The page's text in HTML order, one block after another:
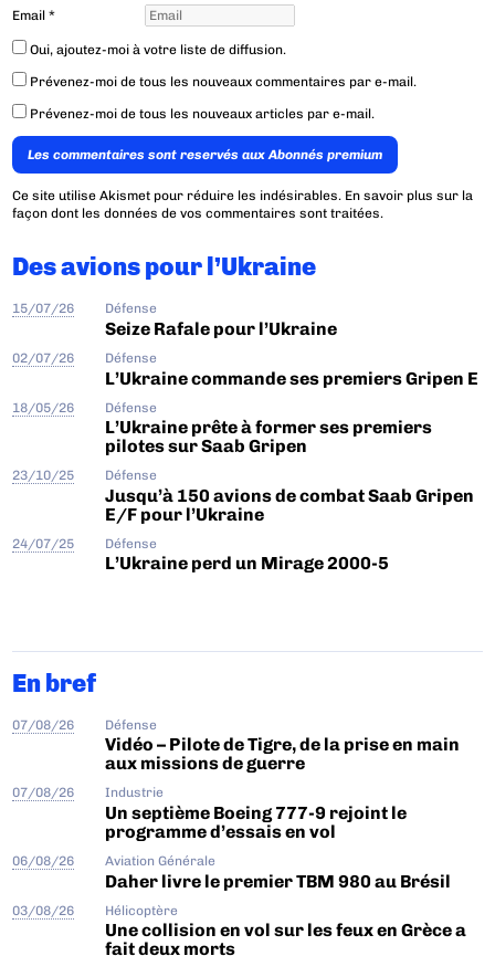
Email*
Oui, ajoutez-moi à votre liste de diffusion.
Prévenez-moi de tous les nouveaux commentaires par e-mail.
Prévenez-moi de tous les nouveaux articles par e-mail.
Les commentaires sont reservés aux Abonnés premium
Ce site utilise Akismet pour réduire les indésirables. En savoir plus sur la
façon dont les données de vos commentaires sont traitées.
Des avions pour l’Ukraine
15/07/26 Défense
Seize Rafale pour l’Ukraine
02/07/26 Défense
L’Ukraine commande ses premiers Gripen E
18/05/26 Défense
L’Ukraine prête à former ses premiers
pilotes sur Saab Gripen
23/10/25 Défense
Jusqu’à 150 avions de combat Saab Gripen
E/F pour l’Ukraine
24/07/25 Défense
L’Ukraine perd un Mirage 2000-5
En bref
07/08/26 Défense
Vidéo – Pilote de Tigre, de la prise en main
aux missions de guerre
07/08/26 Industrie
Un septième Boeing 777-9 rejoint le
programme d’essais en vol
06/08/26 Aviation Générale
Daher livre le premier TBM 980 au Brésil
03/08/26 Hélicoptère
Une collision en vol sur les feux en Grèce a
fait deux morts